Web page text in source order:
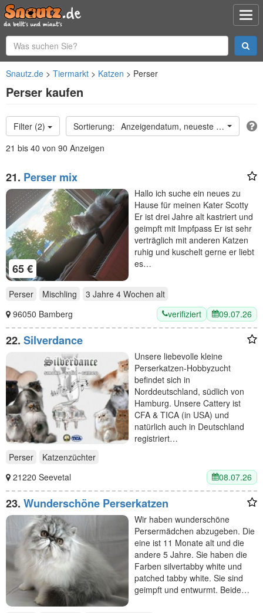
Snautz.de Tiermarkt Katzen Perser
Perser kaufen
Filter (2)
Anzeigendatum, neueste oben
21 bis 40 von 90 Anzeigen
21. Perser mix
65 €
Hallo ich suche ein neues zu
Hause für meinen Kater Scotty
Er ist drei Jahre alt kastriert und
geimpft mit Impfpass Er ist sehr
verträglich mit anderen Katzen
ruhig und kuschelt gerne er liebt
es…
Perser Mischling 3 Jahre 4 Wochen alt
96050 Bamberg
verifiziert 09.07.26
22. Silverdance
Unsere liebevolle kleine
Perserkatzen-Hobbyzucht
befindet sich in
Norddeutschland, südlich von
Hamburg. Unsere Cattery ist
CFA & TICA (in USA) und
natürlich auch in Deutschland
registriert…
Perser
Katzenzüchter
21220 Seevetal
08.07.26
23. Wunderschöne Perserkatzen
Wir haben wunderschöne
Persermädchen abzugeben. Die
eine ist 11 Monate alt und die
andere 5 Jahre. Sie haben die
Farben silvertabby white und
patched tabby white. Sie sind
geimpft und entwurmt. Beide…